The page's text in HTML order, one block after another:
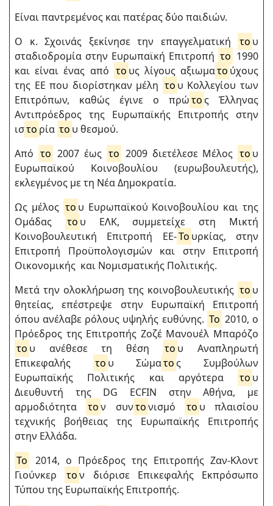
Είναι παντρεμένος και πατέρας δύο παιδιών.
Ο κ. Σχοινάς ξεκίνησε την επαγγελματική
το υ
σταδιοδρομία στην Ευρωπαϊκή Επιτροπή το 1990
και είναι ένας από το υς λίγους αξιωματο ύχους
της ΕΕ που διορίστηκαν μέλη το υ Κολλεγίου των
Επιτρόπων, καθώς έγινε ο πρώτο ς Έλληνας
Αντιπρόεδρος της Ευρωπαϊκής Επιτροπής στην
ιστο ρία το υ θεσμού.
Από το 2007 έως το 2009 διετέλεσε Μέλος το υ
Ευρωπαϊκού Κοινοβουλίου (ευρωβουλευτής),
εκλεγμένος με τη Νέα Δημοκρατία.
Ως μέλος το υ Ευρωπαϊκού Κοινοβουλίου και της
Ομάδας
το υ ΕΛΚ, συμμετείχε στη Μικτή
Κοινοβουλευτική Επιτροπή ΕΕ-Το υρκίας, στην
Επιτροπή Προϋπολογισμών και στην Επιτροπή
Οικονομικής και Νομισματικής Πολιτικής.
Μετά την ολοκλήρωση της κοινοβουλευτικής το υ
θητείας, επέστρεψε στην Ευρωπαϊκή Επιτροπή
όπου ανέλαβε ρόλους υψηλής ευθύνης. Το 2010, ο
Πρόεδρος της Επιτροπής Ζοζέ Μανουέλ Μπαρόζο
το υ ανέθεσε τη θέση το υ Αναπληρωτή
Επικεφαλής
το υ Σώματο ς Συμβούλων
Ευρωπαϊκής Πολιτικής και αργότερα
το υ
Διευθυντή της DG ECFIN στην Αθήνα, με
αρμοδιότητα
τον συντονισμό το υ πλαισίου
τεχνικής βοήθειας της Ευρωπαϊκής Επιτροπής
στην Ελλάδα.
Το
2014, ο Πρόεδρος της Επιτροπής Ζαν-Κλοντ
Γιούνκερ
τον διόρισε Επικεφαλής Εκπρόσωπο
Τύπου της Ευρωπαϊκής Επιτροπής.